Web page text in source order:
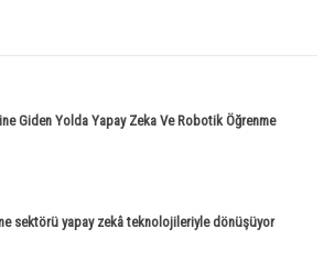
Giden Yolda Yapay Zeka Ve Robotik Öğrenme
sektörü yapay zekâ teknolojileriyle dönüşüyor